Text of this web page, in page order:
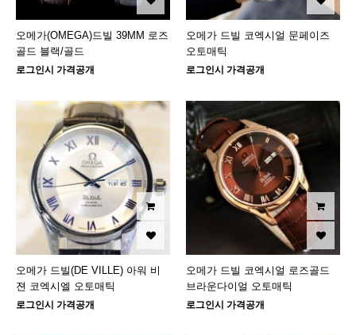
오메가(OMEGA)드빌 39MM 로즈
골드 블랙/골드
로그인시 가격공개
오메가 드빌 코엑시얼 문페이즈
오토매틱
로그인시 가격공개
오메가 드빌(DE VILLE) 아워 비
젼 코엑시엘 오토매틱
로그인시 가격공개
오메가 드빌 코엑시얼 로즈골드
브라운다이얼 오토매틱
로그인시 가격공개